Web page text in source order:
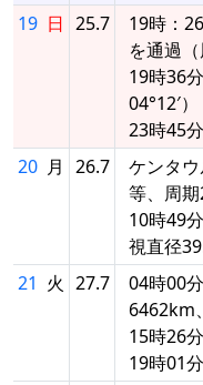
19 日 25.7
19時：
を通過（
19時36
04°12′）
23時45
20 月 26.7
ケンタ
等、周期
10時49
視直径
21 火 27.7
04時00
6462km
15時26
19時01